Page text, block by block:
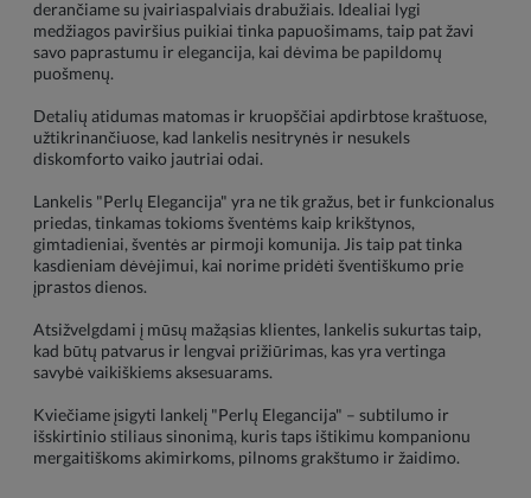
derančiame su įvairiaspalviais drabužiais. Idealiai lygi
medžiagos paviršius puikiai tinka papuošimams, taip pat žavi
savo paprastumu ir elegancija, kai dėvima be papildomų
puošmenų.
Detalių atidumas matomas ir kruopščiai apdirbtose kraštuose,
užtikrinančiuose, kad lankelis nesitrynės ir nesukels
diskomforto vaiko jautriai odai.
Lankelis "Perlų Elegancija" yra ne tik gražus, bet ir funkcionalus
priedas, tinkamas tokioms šventėms kaip krikštynos,
gimtadieniai, šventės ar pirmoji komunija. Jis taip pat tinka
kasdieniam dėvėjimui, kai norime pridėti šventiškumo prie
įprastos dienos.
Atsižvelgdami į mūsų mažąsias klientes, lankelis sukurtas taip,
kad būtų patvarus ir lengvai prižiūrimas, kas yra vertinga
savybė vaikiškiems aksesuarams.
Kviečiame įsigyti lankelį "Perlų Elegancija" – subtilumo ir
išskirtinio stiliaus sinonimą, kuris taps ištikimu kompanionu
mergaitiškoms akimirkoms, pilnoms grakštumo ir žaidimo.